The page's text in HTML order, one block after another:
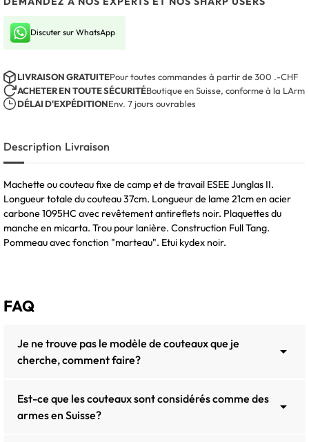
Discuter sur WhatsApp
LIVRAISON GRATUITEPour toutes commandes à partir de 300 .-CHF
ACHETER EN TOUTE SÉCURITÉBoutique en Suisse, conforme à la LArm
DÉLAI D'EXPÉDITIONEnv. 7 jours ouvrables
Description Livraison
Machette ou couteau fixe de camp et de travail ESEE Junglas II.
Longueur totale du couteau 37cm. Longueur de lame 21cm en acier
carbone 1095HC avec revêtement antireflets noir. Plaquettes du
manche en micarta. Trou pour lanière. Construction Full Tang.
Pommeau avec fonction "marteau". Etui kydex noir.
FAQ
Je ne trouve pas le modèle de couteaux que je
cherche, comment faire?

Est-ce que les couteaux sont considérés comme des
armes en Suisse?
